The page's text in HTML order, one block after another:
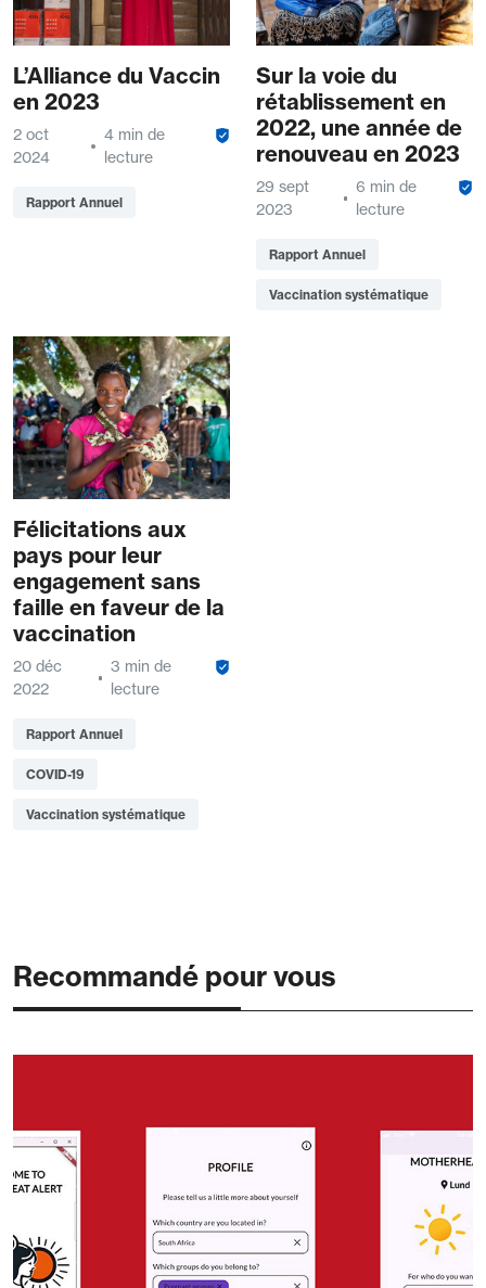
L’Alliance du Vaccin
en 2023
2 oct
2024
4 min de
lecture
Rapport Annuel
Sur la voie du
rétablissement en
2022, une année de
renouveau en 2023
29 sept
2023
6 min de
lecture
Rapport Annuel
Vaccination systématique
Félicitations aux
pays pour leur
engagement sans
faille en faveur de la
vaccination
20 déc
2022
3 min de
lecture
Rapport Annuel
COVID-19
Vaccination systématique
Recommandé pour vous